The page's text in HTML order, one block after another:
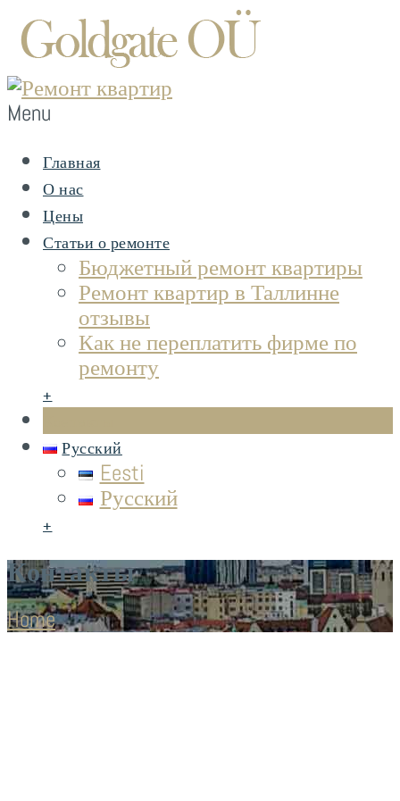
Menu
Главная
О нас
Цены
Статьи о ремонте
Бюджетный ремонт квартиры
Ремонт квартир в Таллинне
отзывы
Как не переплатить фирме по
ремонту
+
Русский
Eesti
Русский
+
Контакты
Home